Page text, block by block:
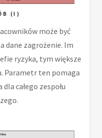
(I)
może być
dane zagrożenie. Im
ryzyka, tym większe
Parametr ten pomaga
całego zespołu